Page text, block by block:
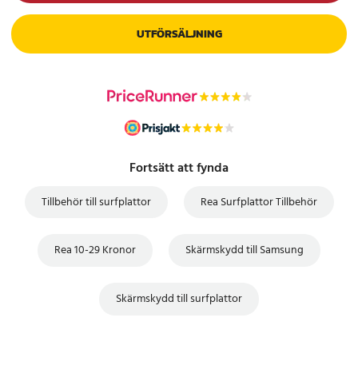
UTFÖRSÄLJNING
Fortsätt att fynda
Tillbehör till surfplattor Rea Surfplattor Tillbehör
Rea 10-29 Kronor Skärmskydd till Samsung
Skärmskydd till surfplattor